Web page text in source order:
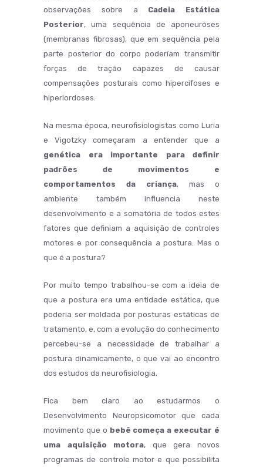
observações sobre a Cadeia Estática
Posterior, uma sequência de aponeuróses
(membranas fibrosas), que em sequência pela
parte posterior do corpo poderíam transmitir
forças de tração capazes de causar
compensações posturais como hipercifoses e
hiperlordoses.
Na mesma época, neurofisiologistas como Luria
e Vigotzky começaram a entender que a
genética era importante para definir
padrões de movimentos e
comportamentos da criança, mas o
ambiente também influencia neste
desenvolvimento e a somatória de todos estes
fatores que definiam a aquisição de controles
motores e por consequência a postura. Mas o
que é a postura?
Por muito tempo trabalhou-se com a ideia de
que a postura era uma entidade estática, que
poderia ser moldada por posturas estáticas de
tratamento, e, com a evolução do conhecimento
percebeu-se a necessidade de trabalhar a
postura dinamicamente, o que vai ao encontro
dos estudos da neurofisiologia.
Fica bem claro ao estudarmos o
Desenvolvimento Neuropsicomotor que cada
movimento que o bebê começa a executar é
uma aquisição motora, que gera novos
programas de controle motor e que possibilita